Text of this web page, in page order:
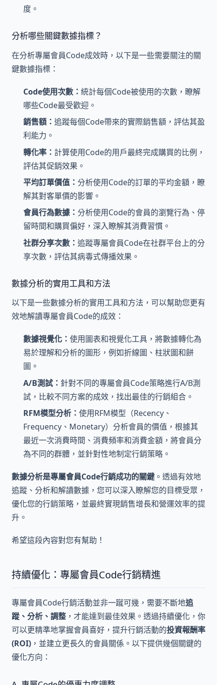
度。
分析哪些關鍵數據指標？
在分析專屬會員Code成效時，以下是一些需要關注的關
鍵數據指標：
Code使用次數： 統計每個Code被使用的次數，瞭解
哪些Code最受歡迎。
銷售額： 追蹤每個Code帶來的實際銷售額，評估其盈
利能力。
轉化率： 計算使用Code的用戶最終完成購買的比例，
評估其促銷效果。
平均訂單價值： 分析使用Code的訂單的平均金額，瞭
解其對客單價的影響。
會員行為數據： 分析使用Code的會員的瀏覽行為、停
留時間和購買偏好，深入瞭解其消費習慣。
社群分享次數： 追蹤專屬會員Code在社群平台上的分
享次數，評估其病毒式傳播效果。
數據分析的實用工具和方法
以下是一些數據分析的實用工具和方法，可以幫助您更有
效地解讀專屬會員Code的成效：
數據視覺化： 使用圖表和視覺化工具，將數據轉化為
易於理解和分析的圖形，例如折線圖、柱狀圖和餅
圖。
A/B測試： 針對不同的專屬會員Code策略進行A/B測
試，比較不同方案的成效，找出最佳的行銷組合。
RFM模型分析： 使用RFM模型（Recency、
Frequency、Monetary）分析會員的價值，根據其
最近一次消費時間、消費頻率和消費金額，將會員分
為不同的群體，並針對性地制定行銷策略。
數據分析是專屬會員Code行銷成功的關鍵 。透過有效地
追蹤、分析和解讀數據，您可以深入瞭解您的目標受眾，
優化您的行銷策略，並最終實現銷售增長和營運效率的提
升。
希望這段內容對您有幫助！
持續優化：專屬會員Code行銷精進
專屬會員Code行銷活動並非一蹴可幾，需要不斷地追
蹤、分析、調整 ，才能達到最佳效果。透過持續優化，你
可以更精準地掌握會員喜好，提升行銷活動的投資報酬率
(ROI) ，並建立更長久的會員關係。以下提供幾個關鍵的
優化方向：